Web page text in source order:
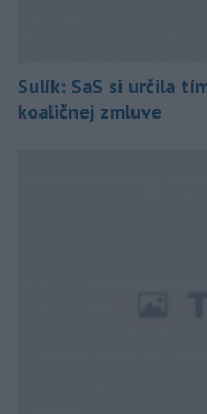
Sulík: SaS si určila
koaličnej zmluve